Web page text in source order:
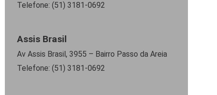
Telefone: (51) 3181-0692
Assis Brasil
Av Assis Brasil, 3955 – Bairro Passo da Areia
Telefone: (51) 3181-0692